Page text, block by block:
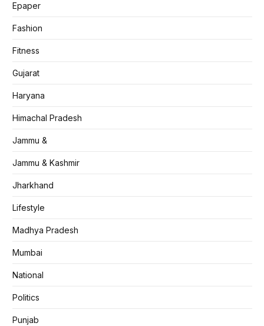
Epaper
Fashion
Fitness
Gujarat
Haryana
Himachal Pradesh
Jammu &
Jammu & Kashmir
Jharkhand
Lifestyle
Madhya Pradesh
Mumbai
National
Politics
Punjab